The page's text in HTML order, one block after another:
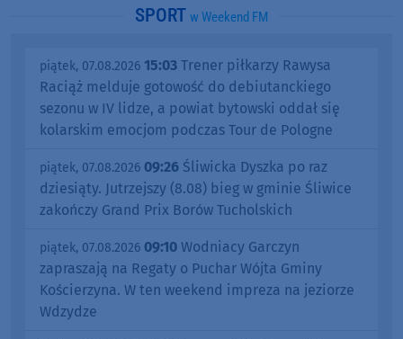
SPORT w Weekend FM
piątek, 07.08.2026 15:03 Trener piłkarzy Rawysa
Raciąż melduje gotowość do debiutanckiego
sezonu w IV lidze, a powiat bytowski oddał się
kolarskim emocjom podczas Tour de Pologne
piątek, 07.08.2026 09:26 Śliwicka Dyszka po raz
dziesiąty. Jutrzejszy (8.08) bieg w gminie Śliwice
zakończy Grand Prix Borów Tucholskich
piątek, 07.08.2026 09:10 Wodniacy Garczyn
zapraszają na Regaty o Puchar Wójta Gminy
Kościerzyna. W ten weekend impreza na jeziorze
Wdzydze